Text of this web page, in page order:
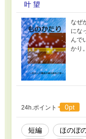
叶 望
なぜ
にな
んで
かり
24h.ポイント 0pt
短編 ほのぼ